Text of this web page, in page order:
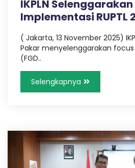
IKPLN Selenggarakan
( Jakarta, 13 November 2025)
Pakar menyelenggarakan
(FGD..
Selengkapnya